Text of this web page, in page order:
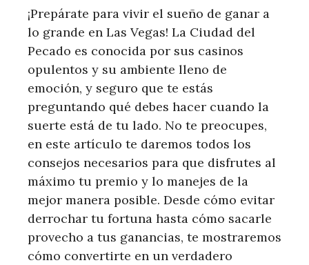
¡Prepárate para vivir el sueño de ganar a
lo grande en Las Vegas! La Ciudad del
Pecado es conocida por sus casinos
opulentos y su ambiente lleno de
emoción, y seguro que te estás
preguntando qué debes hacer cuando la
suerte está de tu lado. No te preocupes,
en este artículo te daremos todos los
consejos necesarios para que disfrutes al
máximo tu premio y lo manejes de la
mejor manera posible. Desde cómo evitar
derrochar tu fortuna hasta cómo sacarle
provecho a tus ganancias, te mostraremos
cómo convertirte en un verdadero